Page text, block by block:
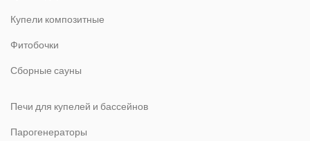
Купели композитные
Фитобочки
Сборные сауны
Печи для купелей и бассейнов
Парогенераторы